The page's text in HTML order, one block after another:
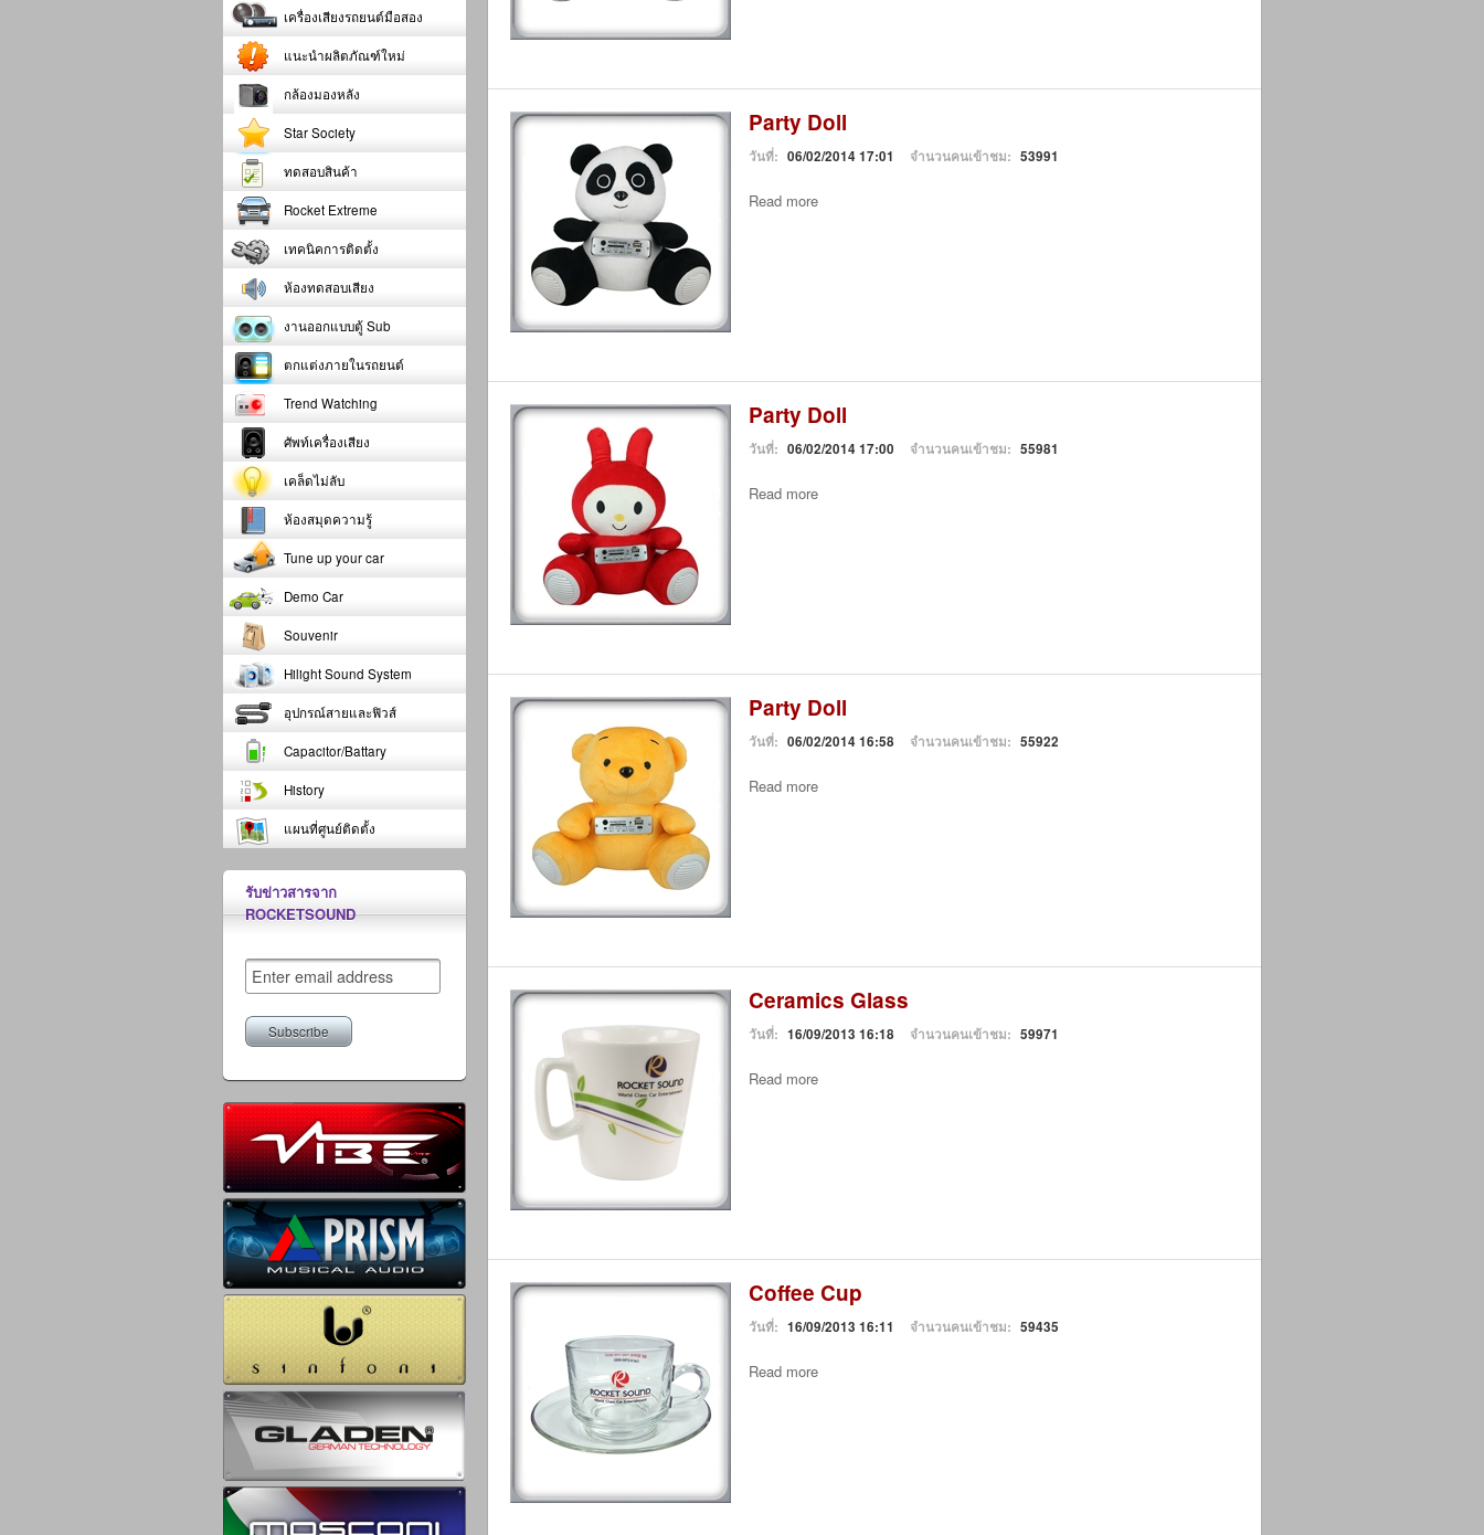
Party Doll
วันที่: 06/02/2014 17:01 จำนวนคนเข้าชม: 53991
Read more
Party Doll
วันที่: 06/02/2014 17:00 จำนวนคนเข้าชม: 55981
Read more
Party Doll
วันที่: 06/02/2014 16:58 จำนวนคนเข้าชม: 55922
Read more
Ceramics Glass
วันที่: 16/09/2013 16:18 จำนวนคนเข้าชม: 59971
Read more
Coffee Cup
วันที่: 16/09/2013 16:11 จำนวนคนเข้าชม: 59435
Read more
เครื่องเสียงรถยนต์มือสอง
แนะนำผลิตภัณฑ์ใหม่
กล้องมองหลัง
Star Society
ทดสอบสินค้า
Rocket Extreme
เทคนิคการติดตั้ง
ห้องทดสอบเสียง
งานออกแบบตู้ Sub
ตกแต่งภายในรถยนต์
Trend Watching
ศัพท์เครื่องเสียง
เคล็ดไม่ลับ
ห้องสมุดความรู้
Tune up your car
Demo Car
Souvenir
Hilight Sound System
อุปกรณ์สายและฟิวส์
Capacitor/Battary
History
แผนที่ศูนย์ติดตั้ง
รับข่าวสารจาก
ROCKETSOUND